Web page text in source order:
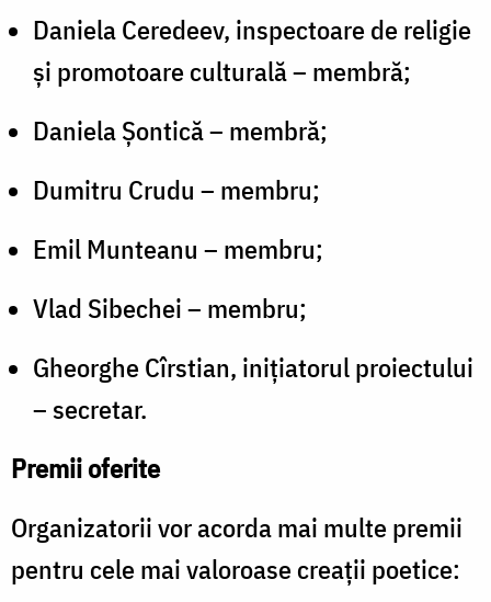
Daniela Ceredeev, inspectoare de religie
și promotoare culturală – membră;
Daniela Șontică – membră;
Dumitru Crudu – membru;
Emil Munteanu – membru;
Vlad Sibechei – membru;
Gheorghe Cîrstian, inițiatorul proiectului
– secretar.
Premii oferite
Organizatorii vor acorda mai multe premii
pentru cele mai valoroase creații poetice: